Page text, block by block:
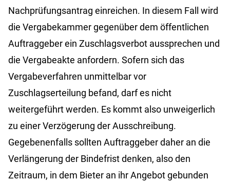
Nachprüfungsantrag einreichen. In diesem Fall wird
die Vergabekammer gegenüber dem öffentlichen
Auftraggeber ein Zuschlagsverbot aussprechen und
die Vergabeakte anfordern. Sofern sich das
Vergabeverfahren unmittelbar vor
Zuschlagserteilung befand, darf es nicht
weitergeführt werden. Es kommt also unweigerlich
zu einer Verzögerung der Ausschreibung.
Gegebenenfalls sollten Auftraggeber daher an die
Verlängerung der Bindefrist denken, also den
Zeitraum, in dem Bieter an ihr Angebot gebunden